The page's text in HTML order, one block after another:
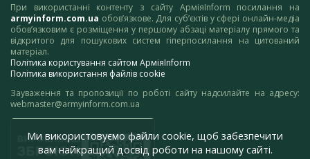
При використанні контенту з сайту АрміяInform посилання на
armyinform.com.ua обов’язкове. Для суб’єктів у сфері онлайн-медіа
обов’язковим є розміщення у першому абзаці матеріалу прямого та
відкритого для пошукових систем гіперпосилання на цитований
матеріал.
Політика користування сайтом АрміяInform
Політика використання файлів cookie
Зауваження та пропозиції по роботі сайту надсилайте на адресу:
webmaster@armyinform.com.ua
Ми використовуємо файли cookie, щоб забезпечити
вам найкращий досвід роботи на нашому сайті.